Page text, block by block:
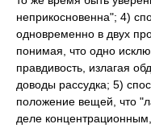
неприкосновенна"; 4)
одновременно в двух
понимая, что одно
правдивость, излагая
доводы рассудка; 5)
положение вещей, что
деле